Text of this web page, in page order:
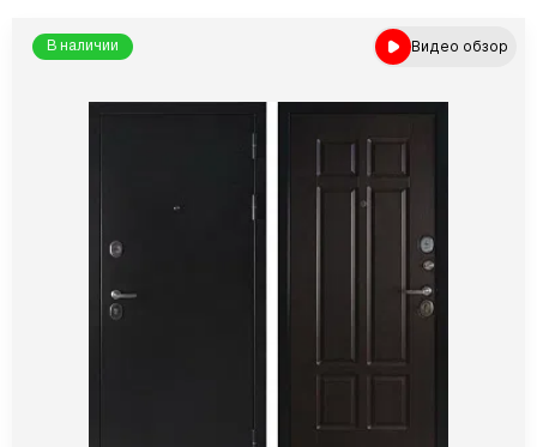
В наличии Видео обзор